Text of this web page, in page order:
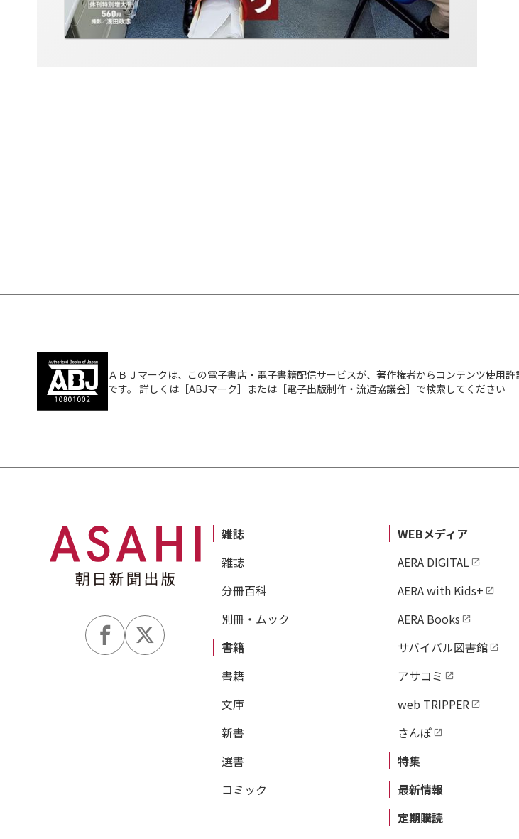
ＡＢＪマークは、この電子書店・電子書籍配信サービスが、著作権者からコンテンツ使用
です。 詳しくは［ABJマーク］または［電子出版制作・流通協議会］で検索してください
雑誌
雑誌
分冊百科
別冊・ムック
書籍
書籍
文庫
新書
選書
コミック
WEBメディア
AERA DIGITAL
AERA with Kids+
AERA Books
サバイバル図書館
アサコミ
web TRIPPER
さんぽ
特集
最新情報
定期購読